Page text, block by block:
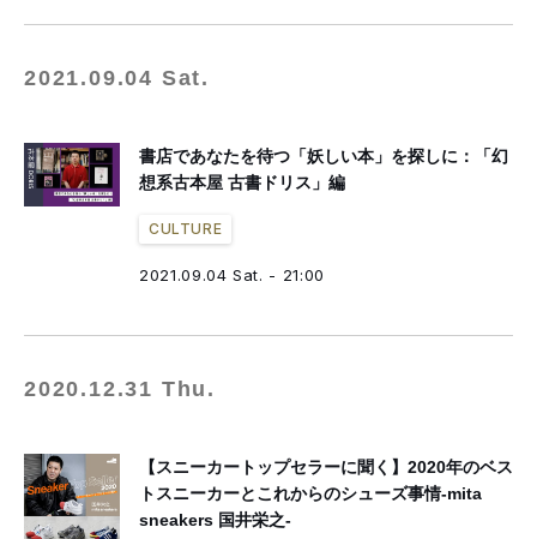
2021.09.04 Sat.
書店であなたを待つ「妖しい本」を探しに：「幻
想系古本屋 古書ドリス」編
CULTURE
2021.09.04 Sat. - 21:00
2020.12.31 Thu.
【スニーカートップセラーに聞く】2020年のベス
トスニーカーとこれからのシューズ事情-mita
sneakers 国井栄之-